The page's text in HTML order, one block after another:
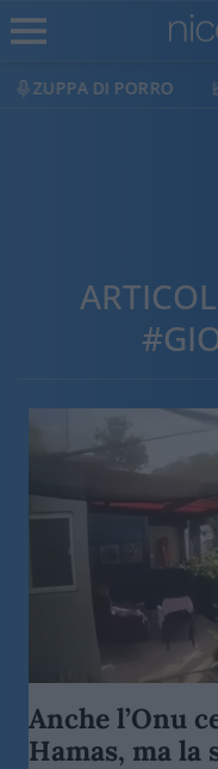
ECONOMIA
Anche l’Onu
Hamas, ma la